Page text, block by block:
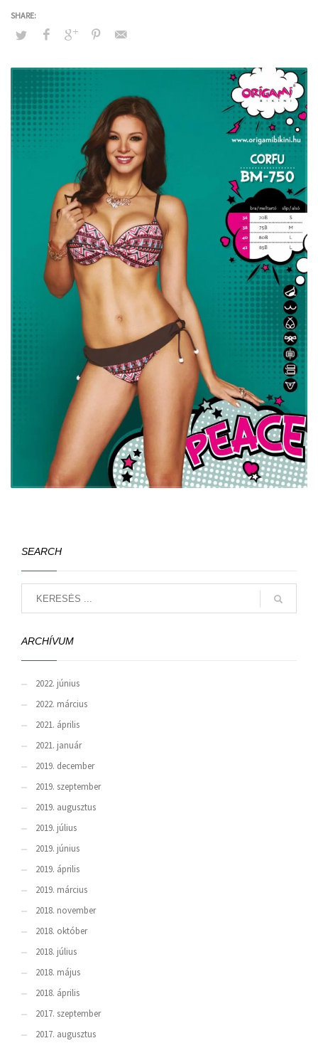
SEARCH
ARCHÍVUM
2022. június
2022. március
2021. április
2021. január
2019. december
2019. szeptember
2019. augusztus
2019. július
2019. június
2019. április
2019. március
2018. november
2018. október
2018. július
2018. május
2018. április
2017. szeptember
2017. augusztus